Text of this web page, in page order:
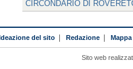
CIRCONDARIO DI
Ideazione del sito| Redazione|
Sito web